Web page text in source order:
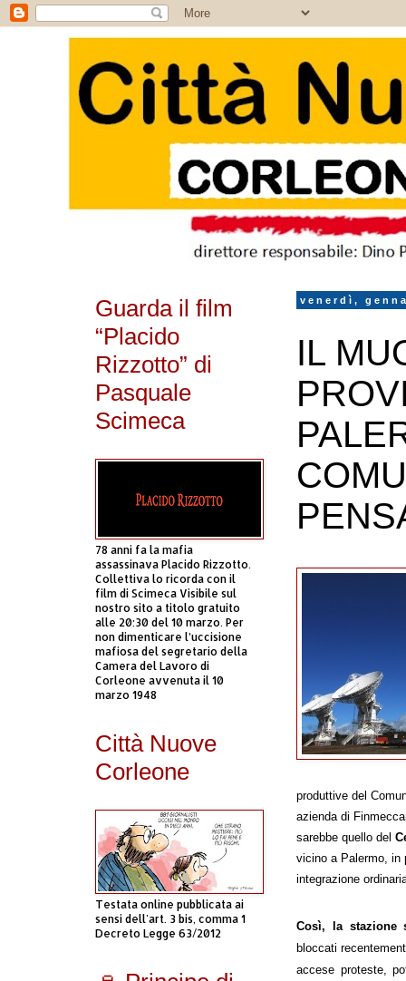
venerdì,
IL
produttive del
azienda di
sarebbe quello del
vicino a Palermo, in
integrazione
Così, la stazione
bloccati
accese proteste,
Guarda il film
“Placido
Rizzotto” di
Pasquale
Scimeca
78 anni fa la mafia
assassinava Placido Rizzotto.
Collettiva lo ricorda con il
film di Scimeca Visibile sul
nostro sito a titolo gratuito
alle 20:30 del 10 marzo. Per
non dimenticare l’uccisione
mafiosa del segretario della
Camera del Lavoro di
Corleone avvenuta il 10
marzo 1948
Città Nuove
Corleone
Testata online pubblicata ai
sensi dell'art. 3 bis, comma 1
Decreto Legge 63/2012